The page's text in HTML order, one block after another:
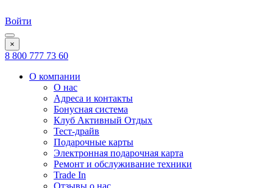
Войти
×
8 800 777 73 60
О компании
О нас
Адреса и контакты
Бонусная система
Клуб Активный Отдых
Тест-драйв
Подарочные карты
Электронная подарочная карта
Ремонт и обслуживание техники
Trade In
Отзывы о нас